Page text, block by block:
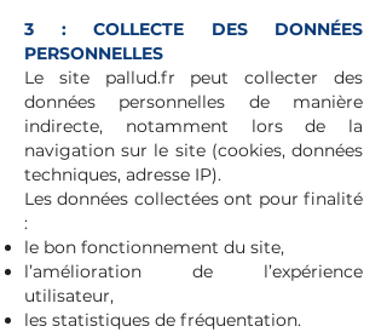
3 : COLLECTE DES DONNÉES
PERSONNELLES
Le site pallud.fr peut collecter des
données personnelles de manière
indirecte, notamment lors de la
navigation sur le site (cookies, données
techniques, adresse IP).
Les données collectées ont pour finalité
:
le bon fonctionnement du site,
l’amélioration de l’expérience
utilisateur,
les statistiques de fréquentation.